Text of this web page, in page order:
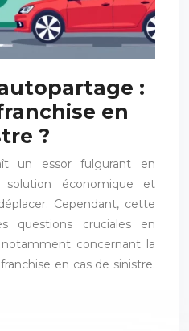
:
en
?
un essor fulgurant en
solution économique et
Cependant, cette
questions cruciales en
notamment concernant la
en cas de sinistre.